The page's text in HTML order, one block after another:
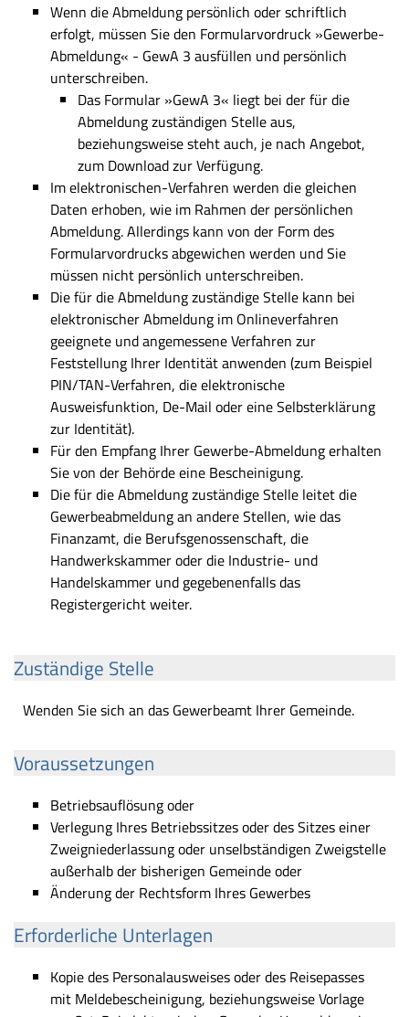
Wenn die Abmeldung persönlich oder schriftlich
erfolgt, müssen Sie den Formularvordruck »Gewerbe-
Abmeldung« - GewA 3 ausfüllen und persönlich
unterschreiben.
Das Formular »GewA 3« liegt bei der für die
Abmeldung zuständigen Stelle aus,
beziehungsweise steht auch, je nach Angebot,
zum Download zur Verfügung.
Im elektronischen-Verfahren werden die gleichen
Daten erhoben, wie im Rahmen der persönlichen
Abmeldung. Allerdings kann von der Form des
Formularvordrucks abgewichen werden und Sie
müssen nicht persönlich unterschreiben.
Die für die Abmeldung zuständige Stelle kann bei
elektronischer Abmeldung im Onlineverfahren
geeignete und angemessene Verfahren zur
Feststellung Ihrer Identität anwenden (zum Beispiel
PIN/TAN-Verfahren, die elektronische
Ausweisfunktion, De-Mail oder eine Selbsterklärung
zur Identität).
Für den Empfang Ihrer Gewerbe-Abmeldung erhalten
Sie von der Behörde eine Bescheinigung.
Die für die Abmeldung zuständige Stelle leitet die
Gewerbeabmeldung an andere Stellen, wie das
Finanzamt, die Berufsgenossenschaft, die
Handwerkskammer oder die Industrie- und
Handelskammer und gegebenenfalls das
Registergericht weiter.
Zuständige Stelle
Wenden Sie sich an das Gewerbeamt Ihrer Gemeinde.
Voraussetzungen
Betriebsauflösung oder
Verlegung Ihres Betriebssitzes oder des Sitzes einer
Zweigniederlassung oder unselbständigen Zweigstelle
außerhalb der bisherigen Gemeinde oder
Änderung der Rechtsform Ihres Gewerbes
Erforderliche Unterlagen
Kopie des Personalausweises oder des Reisepasses
mit Meldebescheinigung, beziehungsweise Vorlage